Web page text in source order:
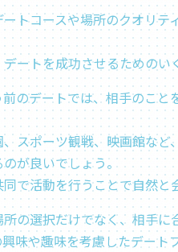
トコースや場所のクオリ
ートを成功させるためのい
のデートでは、相手のこ
スポーツ観戦、映画館な
が良いでしょう​​。
で活動を行うことで自然と
の選択だけでなく、相手
味や趣味を考慮したデー